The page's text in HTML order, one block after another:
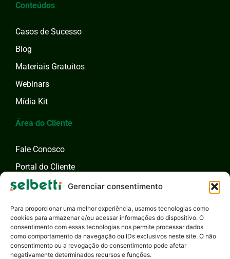
Gerenciar consentimento
Para proporcionar uma melhor experiência, usamos tecnologias como
cookies para armazenar e/ou acessar informações do dispositivo. O
consentimento com essas tecnologias nos permite processar dados
como comportamento da navegação ou IDs exclusivos neste site. O não
consentimento ou a revogação do consentimento pode afetar
negativamente determinados recursos e funções.
Conteúdos
Casos de Sucesso
Blog
Materiais Gratuitos
Webinars
Mídia Kit
Área do Cliente
Fale Conosco
Portal do Cliente
Fale com um Especialista